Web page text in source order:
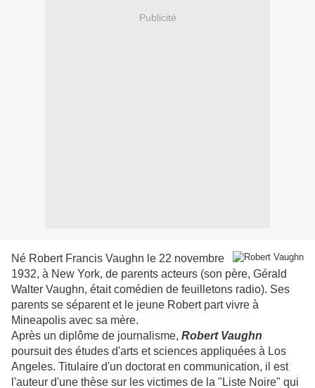
Publicité
Né Robert Francis Vaughn le 22 novembre
1932, à New York, de parents acteurs (son père, Gérald
Walter Vaughn, était comédien de feuilletons radio). Ses
parents se séparent et le jeune Robert part vivre à
Mineapolis avec sa mère.
Après un diplôme de journalisme, Robert Vaughn
poursuit des études d'arts et sciences appliquées à Los
Angeles. Titulaire d'un doctorat en communication, il est
l'auteur d'une thèse sur les victimes de la "Liste Noire" qui